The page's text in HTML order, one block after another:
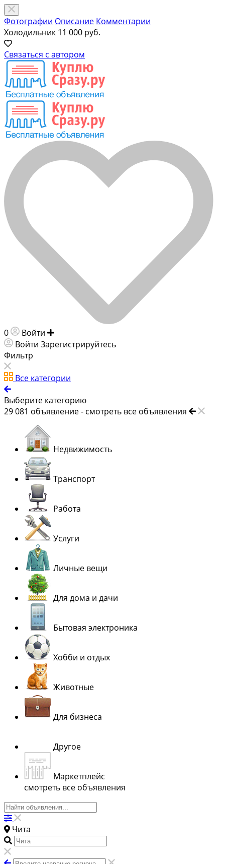
Фотографии Описание Комментарии
Холодильник 11 000 руб.
Связаться с автором
0 Войти
Войти Зарегистрируйтесь
Фильтр
Все категории
Выберите категорию
29 081 объявление - смотреть все объявления
Недвижимость
Транспорт
Работа
Услуги
Личные вещи
Для дома и дачи
Бытовая электроника
Хобби и отдых
Животные
Для бизнеса
Другое
Маркетплейс
смотреть все объявления
Чита